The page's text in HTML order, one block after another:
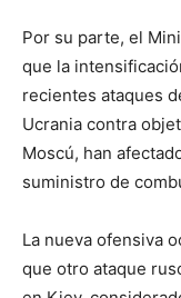
Por su parte, el
que la
recientes ataques
Ucrania contra
Moscú, han
suministro de
La nueva ofensiva
que otro ataque